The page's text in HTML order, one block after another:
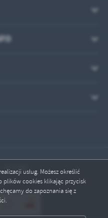
usług. Możesz określić
cookies klikając przycisk
do zapoznania się z
3